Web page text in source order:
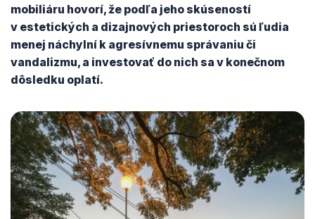
mobiliáru hovorí, že podľa jeho skúseností
v estetických a dizajnových priestoroch sú ľudia
menej náchylní k agresívnemu správaniu či
vandalizmu, a investovať do nich sa v konečnom
dôsledku oplatí.